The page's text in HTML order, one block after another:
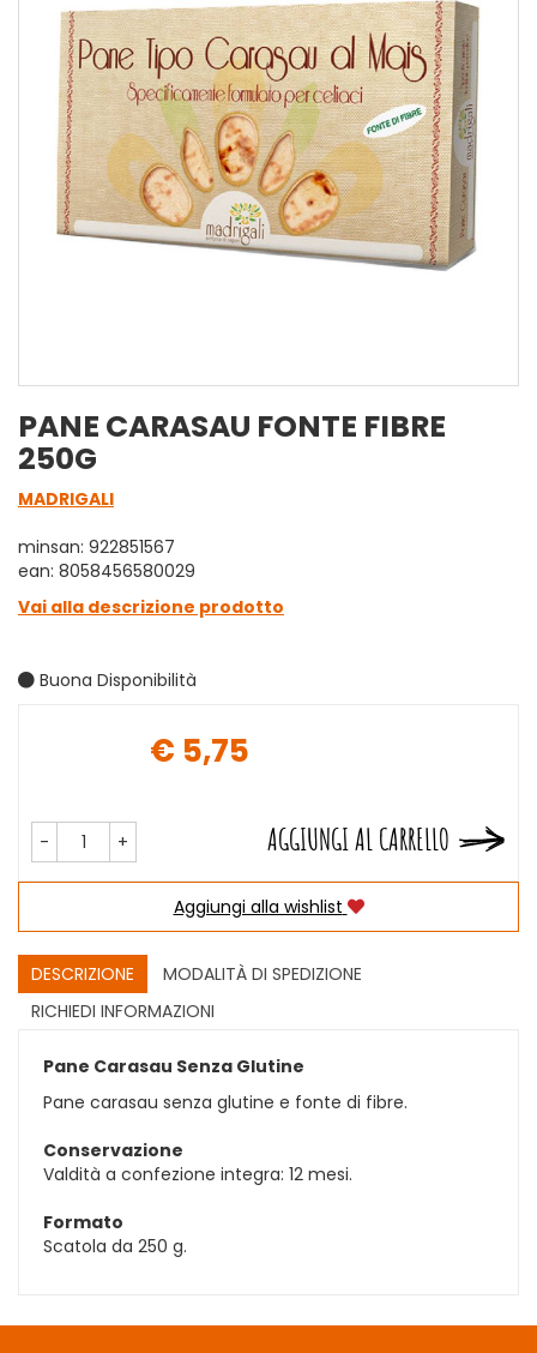
PANE CARASAU FONTE FIBRE
250G
MADRIGALI
minsan: 922851567
ean: 8058456580029
Vai alla descrizione prodotto
Buona Disponibilità
€ 5,75
- + AGGIUNGI AL CARRELLO
Aggiungi alla wishlist
DESCRIZIONE
MODALITÀ DI SPEDIZIONE
RICHIEDI INFORMAZIONI
Pane Carasau Senza Glutine
Pane carasau senza glutine e fonte di fibre.
Conservazione
Valdità a confezione integra: 12 mesi.
Formato
Scatola da 250 g.